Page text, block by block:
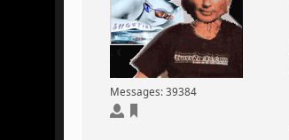
Messages: 39384